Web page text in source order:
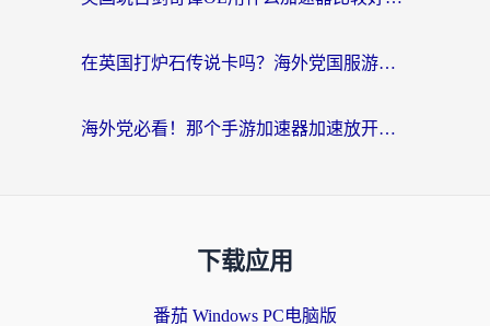
在英国打炉石传说卡吗？海外党国服游戏不卡顿的终极指南
海外党必看！那个手游加速器加速放开那三国3最好？一篇解决国服游戏卡顿难题
下载应用
番茄 Windows PC电脑版